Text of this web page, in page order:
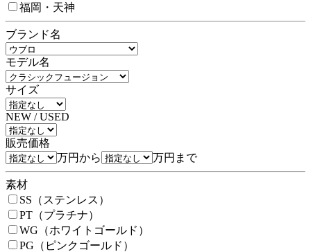
福岡・天神
ブランド名
モデル名
サイズ
NEW / USED
販売価格
万円から
万円まで
素材
SS（ステンレス）
PT（プラチナ）
WG（ホワイトゴールド）
PG（ピンクゴールド）